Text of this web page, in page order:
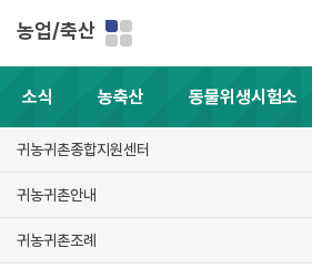
농업/축산
소식 농축산 동물위생시험소
귀농귀촌종합지원센터
귀농귀촌안내
귀농귀촌조례